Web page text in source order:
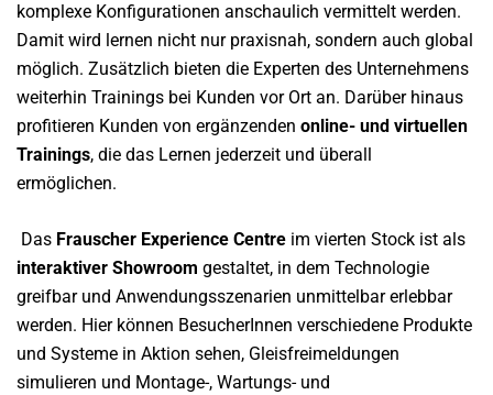
komplexe Konfigurationen anschaulich vermittelt werden.
Damit wird lernen nicht nur praxisnah, sondern auch global
möglich. Zusätzlich bieten die Experten des Unternehmens
weiterhin Trainings bei Kunden vor Ort an. Darüber hinaus
profitieren Kunden von ergänzenden online- und virtuellen
Trainings, die das Lernen jederzeit und überall
ermöglichen.
Das Frauscher Experience Centre im vierten Stock ist als
interaktiver Showroom gestaltet, in dem Technologie
greifbar und Anwendungsszenarien unmittelbar erlebbar
werden. Hier können BesucherInnen verschiedene Produkte
und Systeme in Aktion sehen, Gleisfreimeldungen
simulieren und Montage-, Wartungs- und